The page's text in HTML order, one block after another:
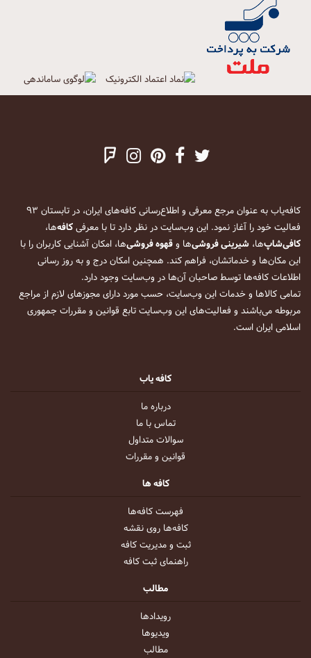
کافه‌یاب به عنوان مرجع معرفی و اطلاع‌رسانی کافه‌های ایران، در تابستان ۹۳
فعالیت خود را آغاز نمود. این وب‌سایت در نظر دارد تا با معرفیکافه‌ها،
کافی‌شاپ‌ها، شیرینی فروشی‌ها وقهوه فروشی‌ها، امکان آشنایی کاربران را با
این مکان‌ها و خدماتشان، فراهم کند. همچنین امکان درج و به روز رسانی
اطلاعات کافه‌ها توسط صاحبان آن‌ها در وب‌سایت وجود دارد.
تمامی کالاها و خدمات این وب‌سایت، حسب مورد دارای مجوزهای لازم از مراجع
مربوطه می‌باشند و فعالیت‌های این وب‌سایت تابع قوانین و مقررات جمهوری
اسلامی ایران است.
کافه یاب
درباره ما
تماس با ما
سوالات متداول
قوانین و مقررات
کافه ها
فهرست کافه‌ها
کافه‌ها روی نقشه
ثبت و مدیریت کافه
راهنمای ثبت کافه
مطالب
رویداد‌ها
ویدیو‌ها
مطالب